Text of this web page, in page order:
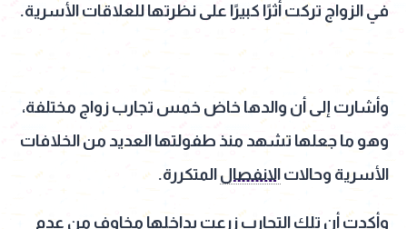
في الزواج تركت أثرًا كبيرًا على نظرتها للعلاقات الأسرية.
وأشارت إلى أن والدها خاض خمس تجارب زواج مختلفة،
وهو ما جعلها تشهد منذ طفولتها العديد من الخلافات
الأسرية وحالات الانفصال المتكررة.
وأكدت أن تلك التجارب زرعت بداخلها مخاوف من عدم